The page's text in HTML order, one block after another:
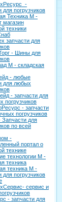
-
для погрузчиков
Техника М -
магазин
техники
запчасти для
- Шины для
М - складская
- любые
для любых
- запчасти для
погрузчиков
- запчасти
погрузчиков
Запчасти для
по всей
-
портал о
технике
технологии М -
техника
техника М -
для погрузчиков
сервис и
- запчасти для